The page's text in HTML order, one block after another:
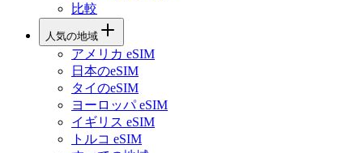
比較
人気の地域
アメリカ eSIM
日本のeSIM
タイのeSIM
ヨーロッパ eSIM
イギリス eSIM
トルコ eSIM